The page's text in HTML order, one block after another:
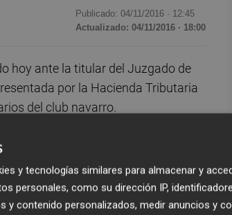
Publicado: 04/11/2016 · 12:45
Actualizado: 04/11/2016 · 18:00
hoy ante la titular del Juzgado de
por la Hacienda Tributaria
del club navarro.
de Justicia, ha accedido al recinto
ha producido a las 11.00 horas y
y tecnologías similares para almacenar y
personales, como su dirección IP,
y contenido personalizados, medir anuncios y